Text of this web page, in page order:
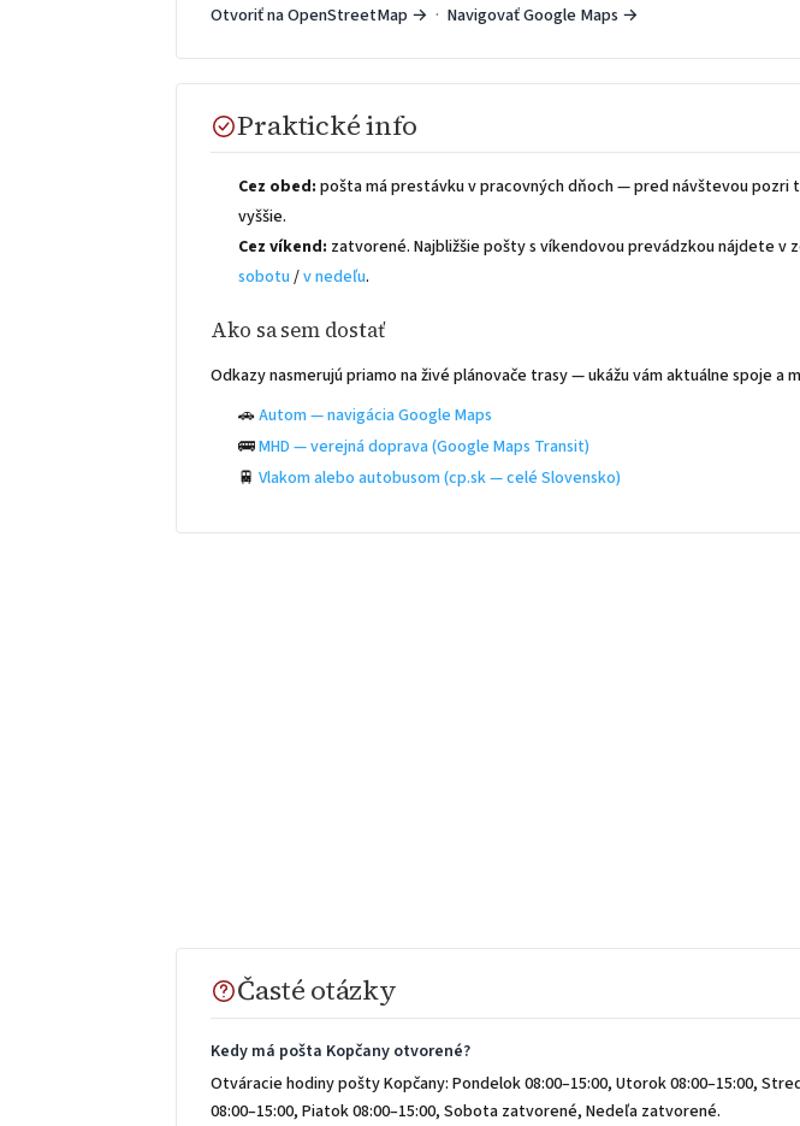
Otvoriť na OpenStreetMap → · Navigovať Google Maps →
Praktické info
Cez obed: pošta má prestávku v pracovných dňoch — pred návštevou pozri
vyššie.
Cez víkend: zatvorené. Najbližšie pošty s víkendovou prevádzkou nájdete v
sobotu /v nedeľu.
Ako sa sem dostať
Odkazy nasmerujú priamo na živé plánovače trasy — ukážu vám aktuálne spoje a
🚗Autom — navigácia Google Maps
🚌MHD — verejná doprava (Google Maps Transit)
🚆 Vlakom alebo autobusom (cp.sk — celé Slovensko)
Časté otázky
Kedy má pošta Kopčany otvorené?
Otváracie hodiny pošty Kopčany: Pondelok 08:00–15:00, Utorok 08:00–15:00,
08:00–15:00, Piatok 08:00–15:00, Sobota zatvorené, Nedeľa zatvorené.